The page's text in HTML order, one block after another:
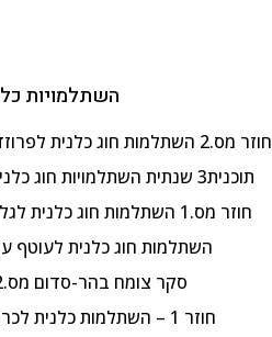
השתלמויות
חוזר מס.2 השתלמות חוג כלנית לפרוזדור ירושלים , 8.4.2025
תוכנית3 שנתית השתלמויות חוג כלנית 2024-25, תשפ"ה
חוזר מס.1 השתלמות חוג כלנית לגליל-העליון, 3.4.2025
השתלמות חוג כלנית לעוטף עזה,
סקר צומח בהר-סדום מס.2 – 28.1.25
חוזר 1 – השתלמות כלנית לכרמל, 21.1.2025